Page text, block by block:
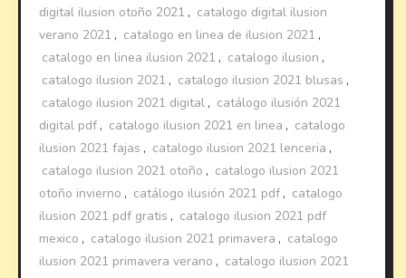
digital ilusion otoño 2021 , catalogo digital ilusion
verano 2021 , catalogo en linea de ilusion 2021 ,
catalogo en linea ilusion 2021 , catalogo ilusion ,
catalogo ilusion 2021 , catalogo ilusion 2021 blusas ,
catalogo ilusion 2021 digital , catálogo ilusión 2021
digital pdf , catalogo ilusion 2021 en linea , catalogo
ilusion 2021 fajas , catalogo ilusion 2021 lenceria ,
catalogo ilusion 2021 otoño , catalogo ilusion 2021
otoño invierno , catálogo ilusión 2021 pdf , catalogo
ilusion 2021 pdf gratis , catalogo ilusion 2021 pdf
mexico , catalogo ilusion 2021 primavera , catalogo
ilusion 2021 primavera verano , catalogo ilusion 2021